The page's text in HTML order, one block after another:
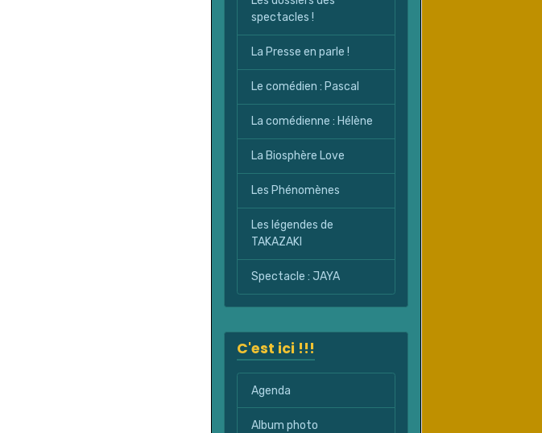
spectacles !
La Presse en parle !
Le comédien : Pascal
La comédienne : Hélène
La Biosphère Love
Les Phénomènes
Les légendes de
TAKAZAKI
Spectacle : JAYA
C'est ici !!!
Agenda
Album photo